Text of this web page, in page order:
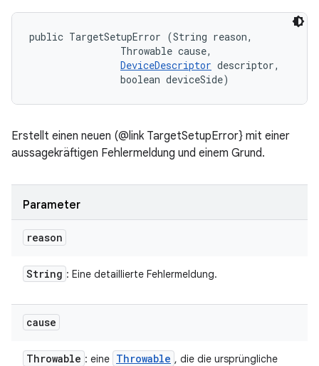
public TargetSetupError (String reason,
                Throwable cause,
DeviceDescriptor descriptor,
                boolean deviceSide)
Erstellt einen neuen (@link TargetSetupError} mit einer
aussagekräftigen Fehlermeldung und einem Grund.
Parameter
reason
String : Eine detaillierte Fehlermeldung.
cause
Throwable : eine Throwable , die die ursprüngliche